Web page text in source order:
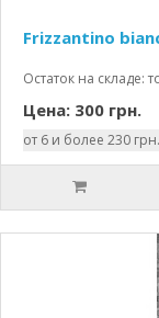
Frizzantino
Остаток на складе:
Цена: 300 грн.
от 6 и более 230 грн.